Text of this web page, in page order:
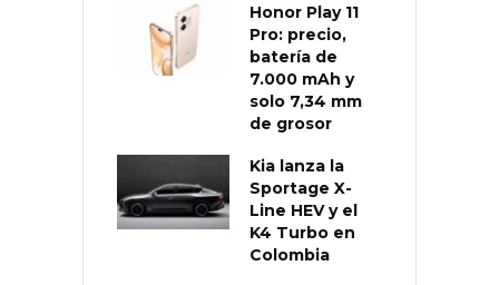
Honor Play 11
Pro: precio,
batería de
7.000 mAh y
solo 7,34 mm
de grosor
Kia lanza la
Sportage X-
Line HEV y el
K4 Turbo en
Colombia